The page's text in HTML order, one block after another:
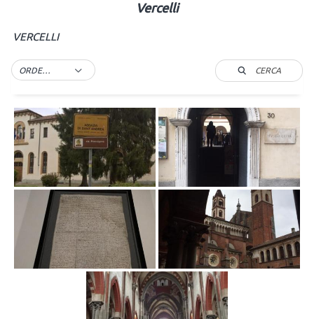
Vercelli
VERCELLI
ORDER BY DEFAULT CERCA